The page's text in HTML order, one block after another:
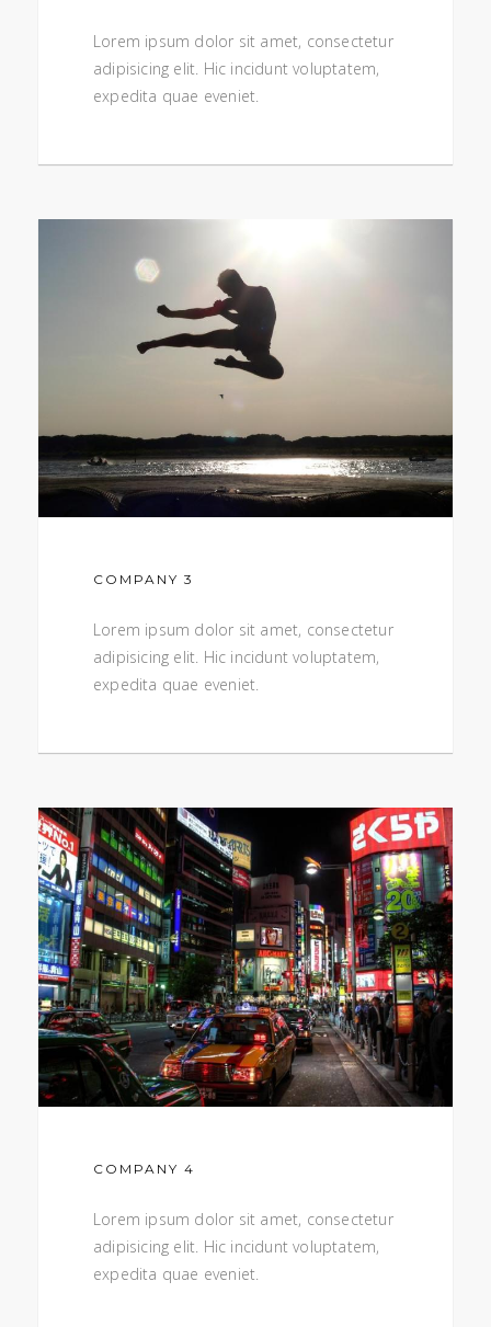
Lorem ipsum dolor sit amet, consectetur
adipisicing elit. Hic incidunt voluptatem,
expedita quae eveniet.
COMPANY 3
Lorem ipsum dolor sit amet, consectetur
adipisicing elit. Hic incidunt voluptatem,
expedita quae eveniet.
COMPANY 4
Lorem ipsum dolor sit amet, consectetur
adipisicing elit. Hic incidunt voluptatem,
expedita quae eveniet.